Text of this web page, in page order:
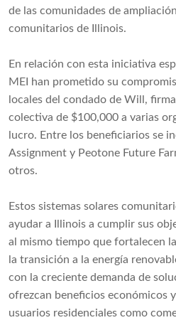
de las comunidades de
comunitarios de Illinois.
En relación con esta iniciativa
MEI han prometido su
locales del condado de Will,
colectiva de $100,000 a varias
lucro. Entre los beneficiarios se
Assignment y Peotone Future
otros.
Estos sistemas solares
ayudar a Illinois a cumplir sus
al mismo tiempo que fortalecen
la transición a la energía
con la creciente demanda de
ofrezcan beneficios económicos
usuarios residenciales como